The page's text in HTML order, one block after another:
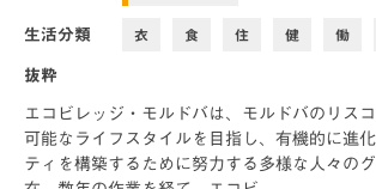
生活分類 衣 食 住 健 働
抜粋
エコビレッジ・モルドバは、モルドバのリス
可能なライフスタイルを目指し、有機的に進
ティを構築するために努力する多様な人々の